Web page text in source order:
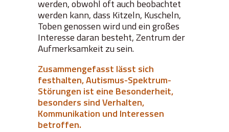
werden, obwohl oft auch beobachtet
werden kann, dass Kitzeln, Kuscheln,
Toben genossen wird und ein großes
Interesse daran besteht, Zentrum der
Aufmerksamkeit zu sein.
Zusammengefasst lässt sich
festhalten, Autismus-Spektrum-
Störungen ist eine Besonderheit,
besonders sind Verhalten,
Kommunikation und Interessen
betroffen.